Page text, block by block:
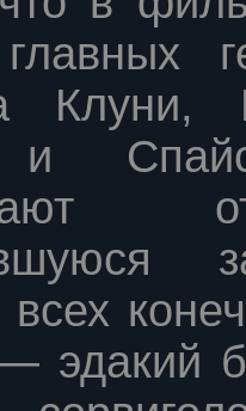
Клуни,
всех
эдакий